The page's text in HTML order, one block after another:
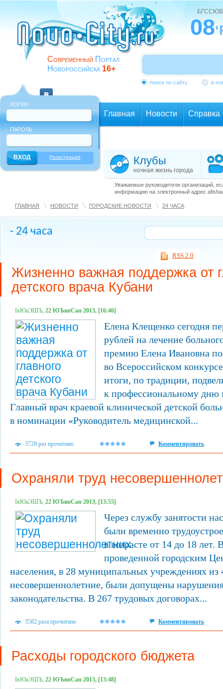
Современный Портал
Новороссийска 16+
08
поиск по сайту в
ЛОГИН
ПАРОЛЬ
Регистрация
Главная Новости Справка
Клубы
ночная жизнь города
Уважаемые руководители организаций,
информацию на электронный адрес
ГЛАВНАЯ НОВОСТИ ГОРОДСКИЕ НОВОСТИ 24 ЧАСА
- 24 часа
RSS 2.0
Жизненно важная поддержка от
детского врача Кубани
ІвЮаЭШЪ, 22 ЮЪвпСап 2013, [16:46]
Елена Клещенко сегодня
рублей на лечение
премию Елена Ивановна
во Всероссийском
итоги, по традиции,
к профессиональному дню
Главный врач краевой клинической детской
в номинации «Руководитель медицинской...
3728 раз прочитано Комментировать
Охраняли труд
ІвЮаЭШЪ, 22 ЮЪвпСап 2013, [13:55]
Через службу занятости
были временно
в возрасте от 14 до 18 лет.
проведенной городским
населения, в 28 муниципальных учреждениях из
несовершеннолетние, были допущены
законодательства. В 267 трудовых договорах...
3582 раза прочитано Комментировать
Расходы городского бюджета
ІвЮаЭШЪ, 22 ЮЪвпСап 2013, [13:48]